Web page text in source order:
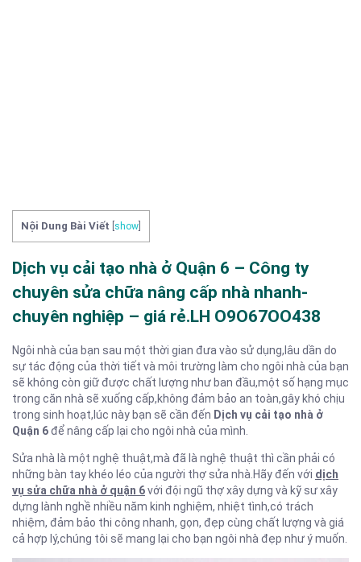
Nội Dung Bài Viết show
Dịch vụ cải tạo nhà ở Quận 6 – Công ty
chuyên sửa chữa nâng cấp nhà nhanh-
chuyên nghiệp – giá rẻ.LH O9O67OO438
Ngôi nhà của bạn sau một thời gian đưa vào sử dụng,lâu dần do
sự tác động của thời tiết và môi trường làm cho ngôi nhà của bạn
sẽ không còn giữ được chất lượng như ban đầu,một số hạng mục
trong căn nhà sẽ xuống cấp,không đảm bảo an toàn,gây khó chịu
trong sinh hoạt,lúc này bạn sẽ cần đến Dịch vụ cải tạo nhà ở
Quận 6để nâng cấp lại cho ngôi nhà của mình.
Sửa nhà là một nghệ thuật,mà đã là nghệ thuật thì cần phải có
những bàn tay khéo léo của người thợ sửa nhà.Hãy đến với dịch
vụ sửa chữa nhà ở quận 6với đội ngũ thợ xây dựng và kỹ sư xây
dựng lành nghề nhiều năm kinh nghiệm, nhiệt tình,có trách
nhiệm, đảm bảo thi công nhanh, gọn, đẹp cùng chất lượng và giá
cả hợp lý,chúng tôi sẽ mang lại cho bạn ngôi nhà đẹp như ý muốn.